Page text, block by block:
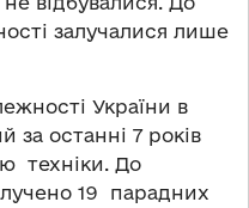
залучалися лише
України в
останні 7 років
техніки. До
19 парадних